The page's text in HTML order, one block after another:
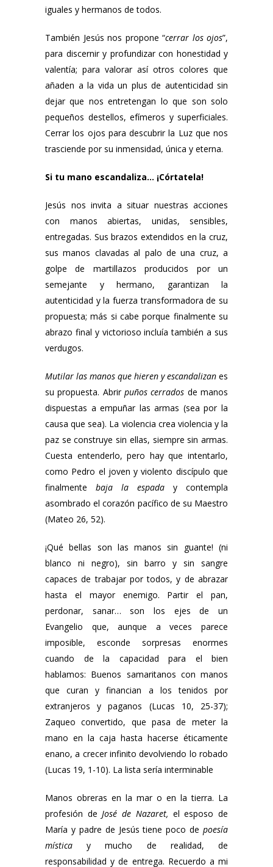
iguales y hermanos de todos.
También Jesús nos propone “cerrar los ojos”,
para discernir y profundizar con honestidad y
valentía; para valorar así otros colores que
añaden a la vida un plus de autenticidad sin
dejar que nos entretengan lo que son solo
pequeños destellos, efímeros y superficiales.
Cerrar los ojos para descubrir la Luz que nos
trasciende por su inmensidad, única y eterna.
Si tu mano escandaliza… ¡Córtatela!
Jesús nos invita a situar nuestras acciones
con manos abiertas, unidas, sensibles,
entregadas. Sus brazos extendidos en la cruz,
sus manos clavadas al palo de una cruz, a
golpe de martillazos producidos por un
semejante y hermano, garantizan la
autenticidad y la fuerza transformadora de su
propuesta; más si cabe porque finalmente su
abrazo final y victorioso incluía también a sus
verdugos.
Mutilar las manos que hieren y escandalizan es
su propuesta. Abrir puños cerrados de manos
dispuestas a empuñar las armas (sea por la
causa que sea). La violencia crea violencia y la
paz se construye sin ellas, siempre sin armas.
Cuesta entenderlo, pero hay que intentarlo,
como Pedro el joven y violento discípulo que
finalmente baja la espada y contempla
asombrado el corazón pacífico de su Maestro
(Mateo 26, 52).
¡Qué bellas son las manos sin guante! (ni
blanco ni negro), sin barro y sin sangre
capaces de trabajar por todos, y de abrazar
hasta el mayor enemigo. Partir el pan,
perdonar, sanar… son los ejes de un
Evangelio que, aunque a veces parece
imposible, esconde sorpresas enormes
cuando de la capacidad para el bien
hablamos: Buenos samaritanos con manos
que curan y financian a los tenidos por
extranjeros y paganos (Lucas 10, 25-37);
Zaqueo convertido, que pasa de meter la
mano en la caja hasta hacerse éticamente
enano, a crecer infinito devolviendo lo robado
(Lucas 19, 1-10). La lista sería interminable
Manos obreras en la mar o en la tierra. La
profesión deJosé de Nazaret, el esposo de
María y padre de Jesús tiene poco de poesía
mística y mucho de realidad, de
responsabilidad y de entrega. Recuerdo a mi